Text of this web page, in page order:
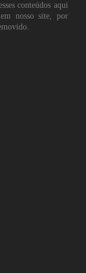
conteúdos aqui
nosso site, por